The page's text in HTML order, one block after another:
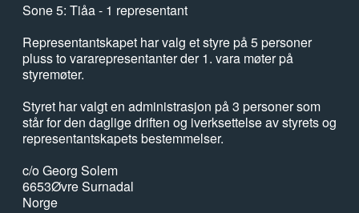
Sone 5: Tiåa - 1 representant
Representantskapet har valg et styre på 5 personer
pluss to vararepresentanter der 1. vara møter på
styremøter.
Styret har valgt en administrasjon på 3 personer som
står for den daglige driften og iverksettelse av styrets og
representantskapets bestemmelser.
c/o Georg Solem
6653Øvre Surnadal
Norge